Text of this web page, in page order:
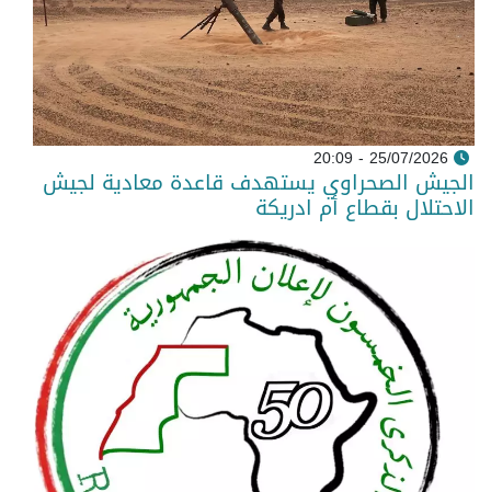
25/07/2026 - 20:09
الجيش الصحراوي يستهدف قاعدة معادية لجيش
الاحتلال بقطاع أم ادريكة